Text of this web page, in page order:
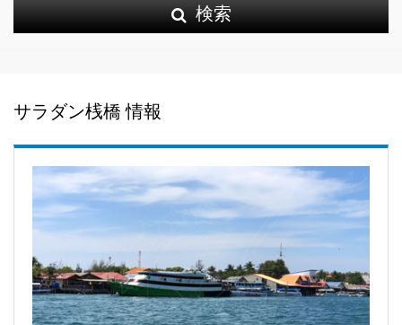
検索
サラダン桟橋 情報